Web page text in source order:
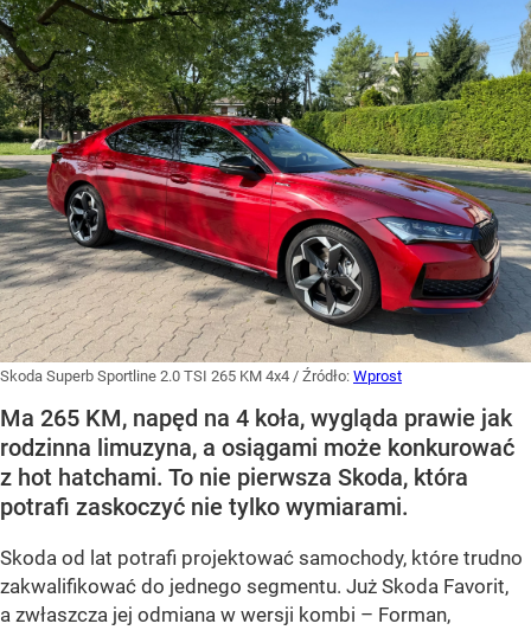
Skoda Superb Sportline 2.0 TSI 265 KM 4x4 / Źródło: Wprost
Ma 265 KM, napęd na 4 koła, wygląda prawie jak
rodzinna limuzyna, a osiągami może konkurować
z hot hatchami. To nie pierwsza Skoda, która
potrafi zaskoczyć nie tylko wymiarami.
Skoda od lat potrafi projektować samochody, które trudno
zakwalifikować do jednego segmentu. Już Skoda Favorit,
a zwłaszcza jej odmiana w wersji kombi – Forman,